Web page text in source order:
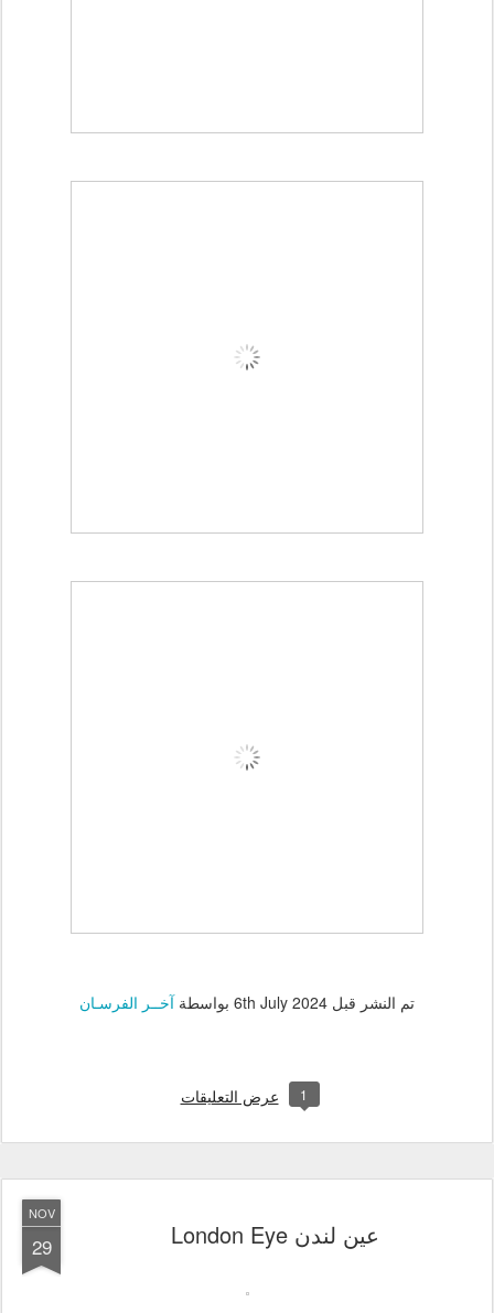
تم النشر قبل 6th July 2024 بواسطةآخــر الفرسـان
1 عرض التعليقات
NOV
29 عين لندن London Eye